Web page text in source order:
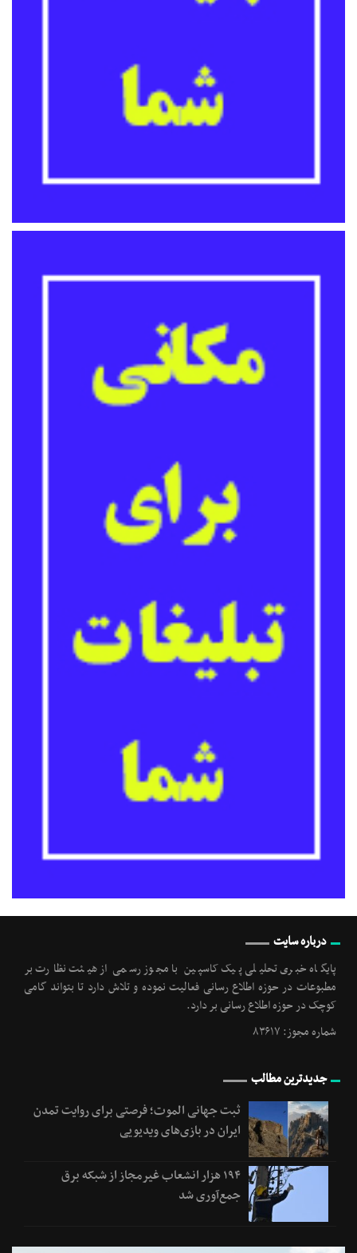
درباره سایت
پایگاه خبری تحلیلی پیک کاسپین با مجوز رسمی از هیئت نظارت بر
مطبوعات در حوزه اطلاع رسانی فعالیت نموده و تلاش دارد تا بتواند گامی
کوچک در حوزه اطلاع رسانی بر دارد.
شماره مجوز: ۸۳۶۱۷
جدیدترین مطالب
ثبت جهانی الموت؛ فرصتی برای روایت تمدن
ایران در بازی‌های ویدیویی
۱۹۴ هزار انشعاب غیرمجاز از شبکه برق
جمع‌آوری شد